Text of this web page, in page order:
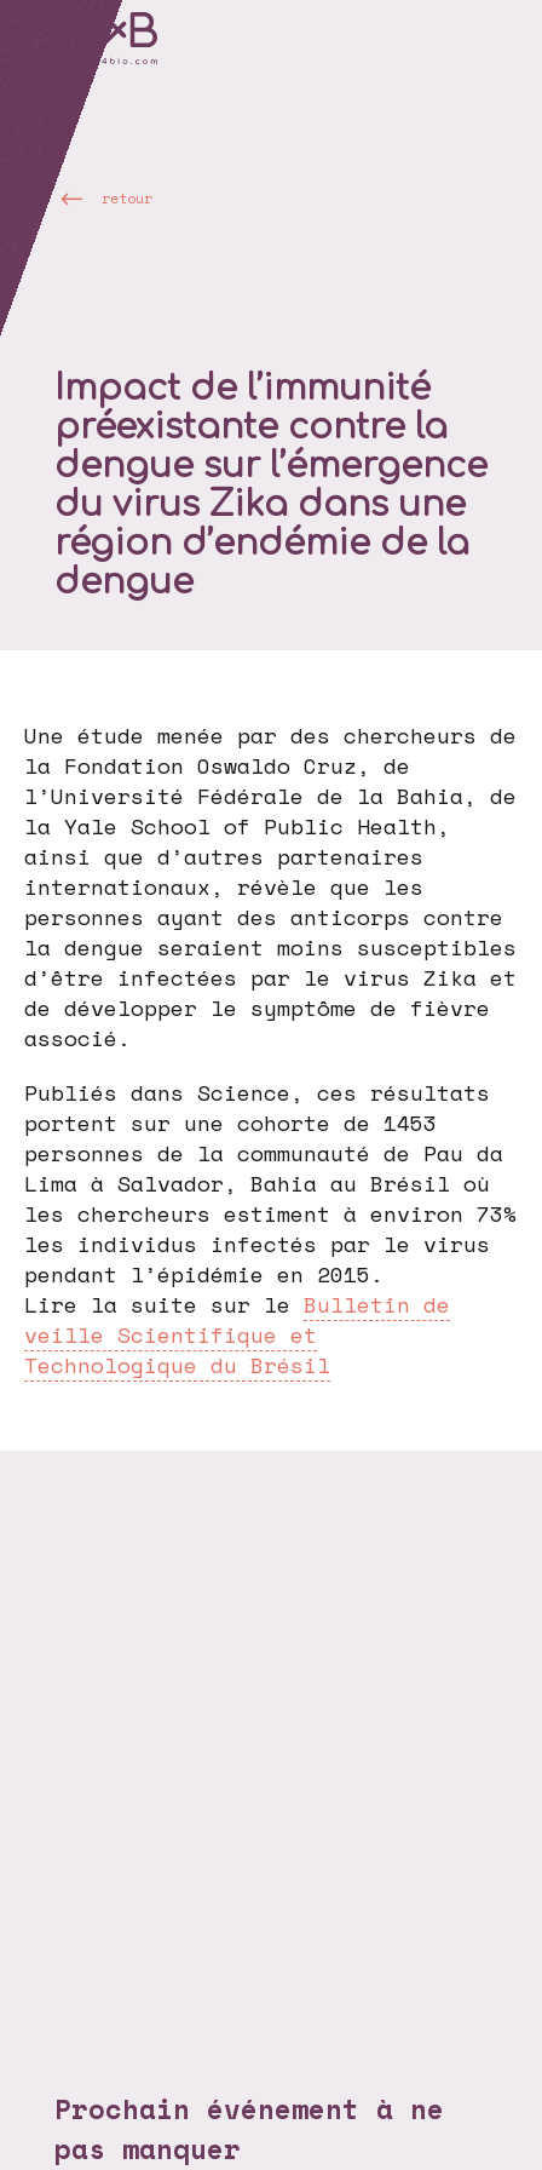
retour
Impact de l’immunité
préexistante contre la
dengue sur l’émergence
du virus Zika dans une
région d’endémie de la
dengue
Une étude menée par des chercheurs de
la Fondation Oswaldo Cruz, de
l’Université Fédérale de la Bahia, de
la Yale School of Public Health,
ainsi que d’autres partenaires
internationaux, révèle que les
personnes ayant des anticorps contre
la dengue seraient moins susceptibles
d’être infectées par le virus Zika et
de développer le symptôme de fièvre
associé.
Publiés dans Science, ces résultats
portent sur une cohorte de 1453
personnes de la communauté de Pau da
Lima à Salvador, Bahia au Brésil où
les chercheurs estiment à environ 73%
les individus infectés par le virus
pendant l’épidémie en 2015.
Lire la suite sur le Bulletin de
veille Scientifique et
Technologique du Brésil
Prochain événement à ne
pas manquer